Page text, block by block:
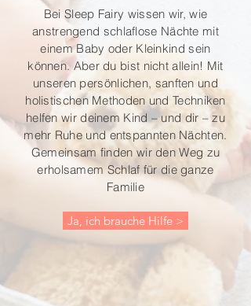
Bei Sleep Fairy wissen wir, wie
anstrengend schlaflose Nächte mit
einem Baby oder Kleinkind sein
können. Aber du bist nicht allein! Mit
unseren persönlichen, sanften und
holistischen Methoden und Techniken
helfen wir deinem Kind – und dir – zu
mehr Ruhe und entspannten Nächten.
Gemeinsam finden wir den Weg zu
erholsamem Schlaf für die ganze
Familie
Ja, ich brauche Hilfe >